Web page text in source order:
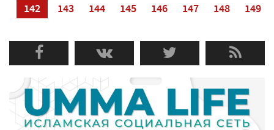
142 143 144 145 146 147 148 149